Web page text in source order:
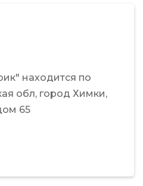
находится по
обл, город Химки,
65